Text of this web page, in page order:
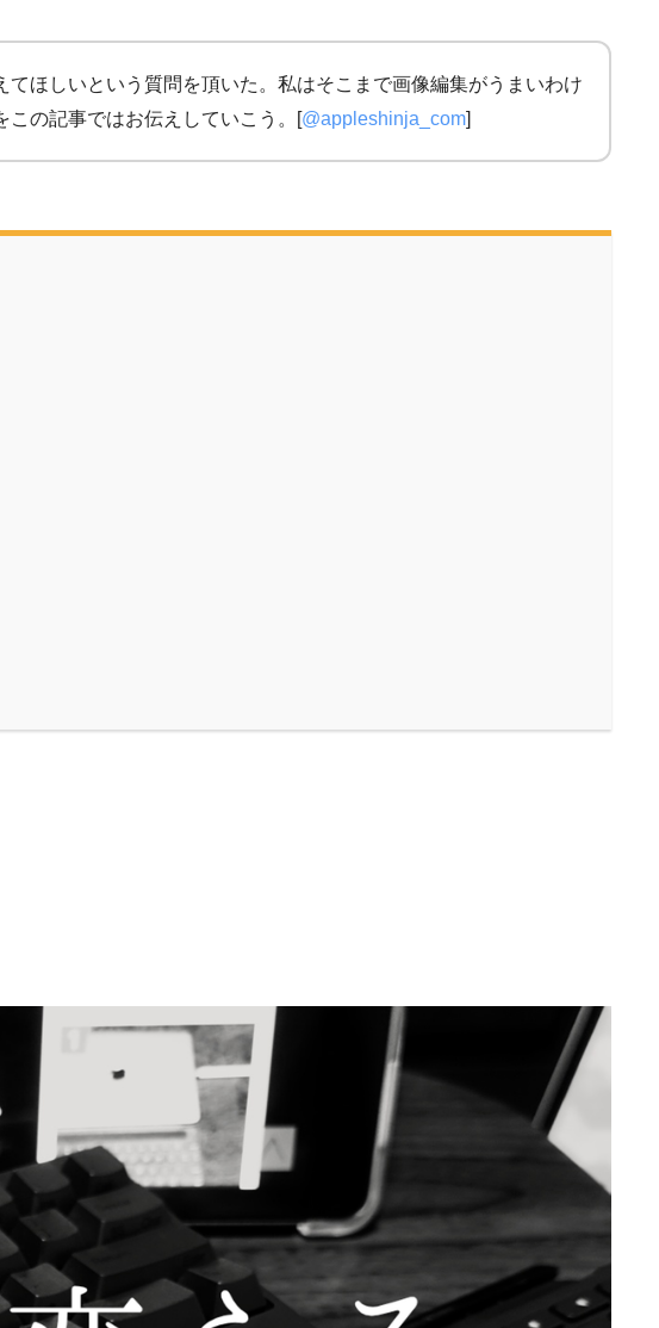
ほしいという質問を頂いた。私はそこまで画像編集がうまいわけ
この記事ではお伝えしていこう。[@appleshinja_com]